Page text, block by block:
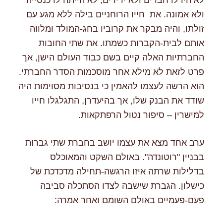
ולא אמונה. את חייו הרוחניים בילה ללא מגע עם
זולתו, והיה מבקר את קרוביו בחג-המולד ומלווה
אותם לבית-הקברות כשמתו. את שתי החובות
החברתיות האלה קיים בשם כבוד העולם הישן, אך
פרט לזאת לא מילא אחר מוסכמות הסדר החברתי.
הוא הרשה לעצמו להאמין כי בנסיבות מסוימות היה
שודד את הבנק שלו, אך בהיעדרן, התגלגלו חייו
למישרין – סיפור נטול הרפתקאות.
ערב אחד מצא את עצמו יושב בחברת שתי גברות
בבניין "רוטונדה". באולם השקט והמאוכלס
בדלילות שרתה איזו הרגשה-תחילה מדכדכת של
כישלון. הגברת שישבה לצדו הסתכלה סביבה
פעם-פעמיים באולם השומם ואחר אמרה: